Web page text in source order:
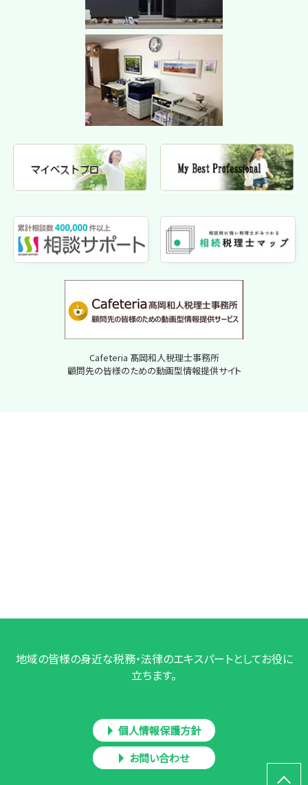
Cafeteria 髙岡和人税理士事務所
顧問先の皆様のための動画型情報提供サイト
地域の皆様の身近な税務・法律のエキスパートとしてお役に
立ちます。
個人情報保護方針
お問い合わせ